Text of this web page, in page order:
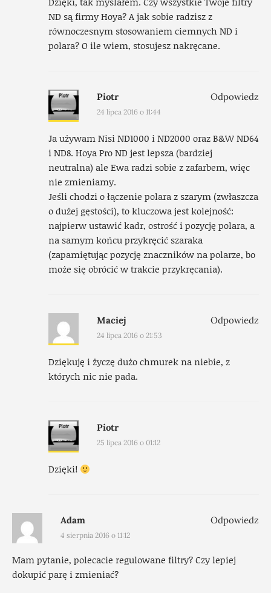
ND są firmy Hoya? A jak sobie radzisz z
równoczesnym stosowaniem ciemnych ND i
polara? O ile wiem, stosujesz nakręcane.
Piotr
24 lipca 2016 o 11:44
Ja używam Nisi ND1000 i ND2000 oraz B&W ND64
i ND8. Hoya Pro ND jest lepsza (bardziej
neutralna) ale Ewa radzi sobie z zafarbem, więc
nie zmieniamy.
Jeśli chodzi o łączenie polara z szarym (zwłaszcza
o dużej gęstości), to kluczowa jest kolejność:
najpierw ustawić kadr, ostrość i pozycję polara, a
na samym końcu przykręcić szaraka
(zapamiętując pozycję znaczników na polarze, bo
może się obrócić w trakcie przykręcania).
Odpowiedz
Maciej
24 lipca 2016 o 21:53
Dziękuję i życzę dużo chmurek na niebie, z
których nic nie pada.
Odpowiedz
Piotr
25 lipca 2016 o 01:12
Dzięki!
Adam
4 sierpnia 2016 o 11:12
Mam pytanie, polecacie regulowane filtry? Czy lepiej
dokupić parę i zmieniać?
Odpowiedz